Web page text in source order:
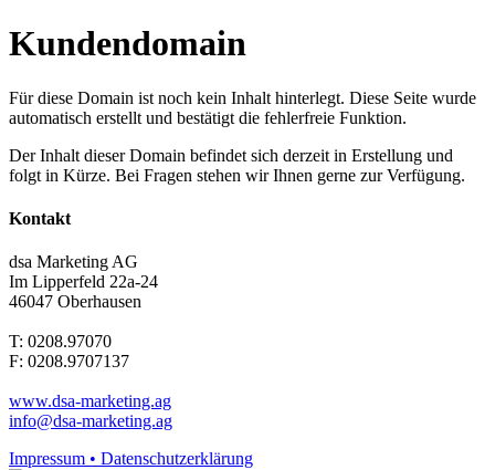
Kundendomain
Für diese Domain ist noch kein Inhalt hinterlegt. Diese Seite wurde
automatisch erstellt und bestätigt die fehlerfreie Funktion.
Der Inhalt dieser Domain befindet sich derzeit in Erstellung und
folgt in Kürze. Bei Fragen stehen wir Ihnen gerne zur Verfügung.
Kontakt
dsa Marketing AG
Im Lipperfeld 22a-24
46047 Oberhausen
T: 0208.97070
F: 0208.9707137
www.dsa-marketing.ag
info@dsa-marketing.ag
Impressum • Datenschutzerklärung